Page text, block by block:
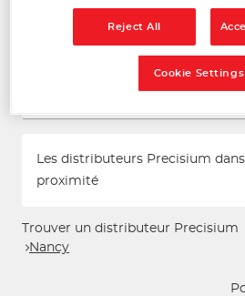
10.43
Ouvert 08:00 -
Voir
Les distributeurs Precisium
proximité
Trouver un distributeur Precisium
Nancy
Reject All
Cookie Settings